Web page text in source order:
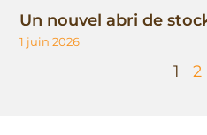
Un nouvel abri de
1 juin 2026
1 2